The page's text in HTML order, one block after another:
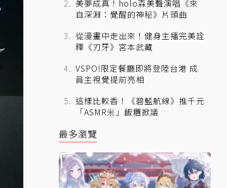
美夢成真！holo森美聲演唱《來
自深淵：覺醒的神秘》片頭曲
從漫畫中走出來！健身主播完美詮
釋《刃牙》宮本武藏
VSPO!限定餐廳即將登陸台港 成
員主視覺提前亮相
這樣比較香！《碧藍航線》推千元
「ASMR米」飯糰掀議
最多瀏覽